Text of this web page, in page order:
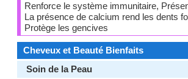
Renforce le système immunitaire,
La présence de calcium rend les dents
Protège les gencives
Cheveux et Beauté Bienfaits
Soin de la Peau